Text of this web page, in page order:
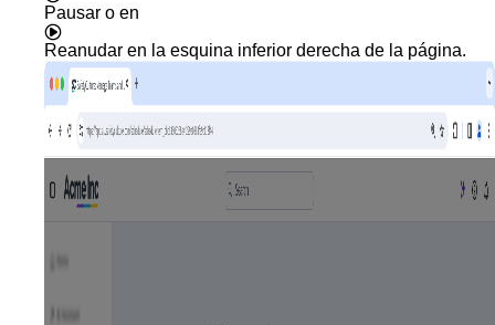
Pausar o en
Reanudar en la esquina inferior derecha de la página.